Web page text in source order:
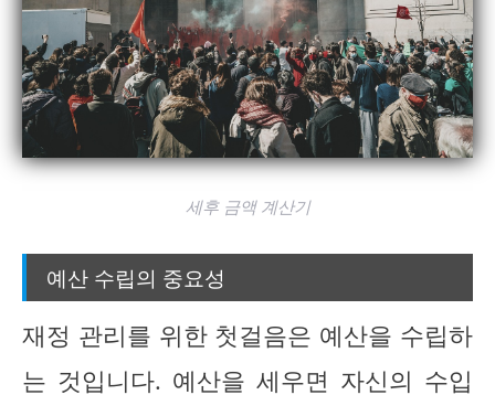
세후 금액 계산기
예산 수립의 중요성
재정 관리를 위한 첫걸음은 예산을 수립하
는 것입니다. 예산을 세우면 자신의 수입